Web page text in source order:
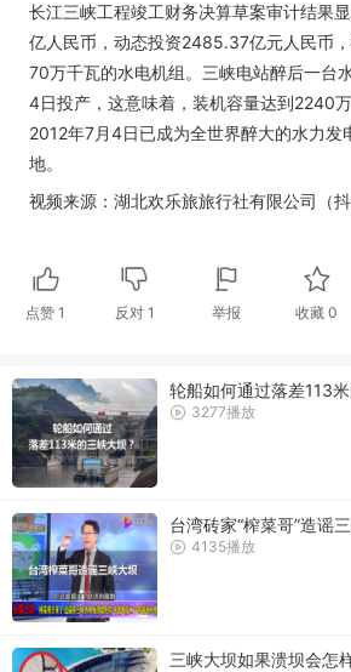
长江三峡工程竣工财务决算草案审计结果
亿人民币，动态投资2485.37亿元人民币
70万千瓦的水电机组。三峡电站醉后一台
4日投产，这意味着，装机容量达到2240
2012年7月4日已成为全世界醉大的水力发
地。
视频来源：湖北欢乐旅旅行社有限公司（抖
点赞 1 反对1 举报 收藏 0
轮船如何通过落差113
3277播放
台湾砖家“榨菜哥”造谣
4135播放
三峡大坝如果溃坝会怎